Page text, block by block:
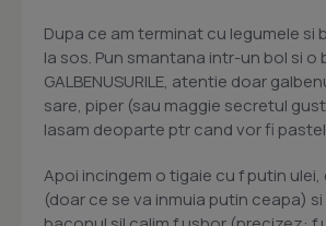
Dupa ce am terminat cu legumele si
la sos. Pun smantana intr-un bol si o
GALBENUSURILE, atentie doar
sare, piper (sau maggie secretul
lasam deoparte ptr cand vor fi
Apoi incingem o tigaie cu f putin ulei,
(doar ce se va inmuia putin ceapa)